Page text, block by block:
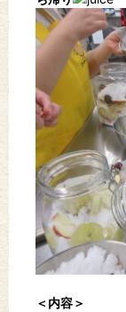
＜内容＞